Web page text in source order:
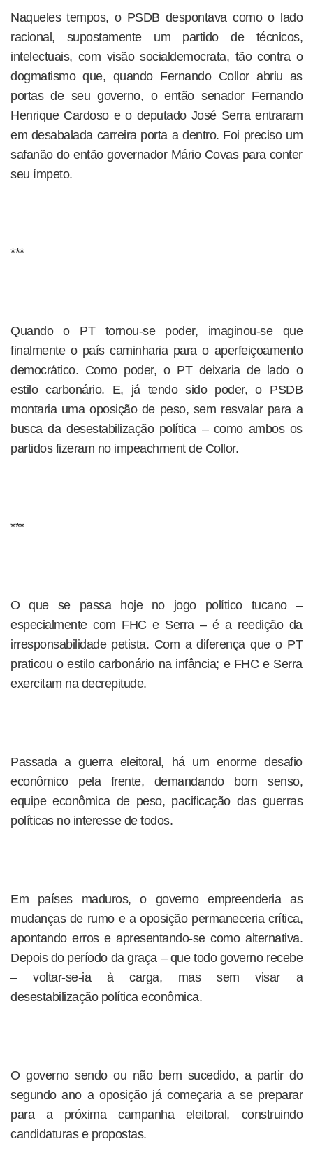
Naqueles tempos, o PSDB despontava como o lado
racional, supostamente um partido de técnicos,
intelectuais, com visão socialdemocrata, tão contra o
dogmatismo que, quando Fernando Collor abriu as
portas de seu governo, o então senador Fernando
Henrique Cardoso e o deputado José Serra entraram
em desabalada carreira porta a dentro. Foi preciso um
safanão do então governador Mário Covas para conter
seu ímpeto.
***
Quando o PT tornou-se poder, imaginou-se que
finalmente o país caminharia para o aperfeiçoamento
democrático. Como poder, o PT deixaria de lado o
estilo carbonário. E, já tendo sido poder, o PSDB
montaria uma oposição de peso, sem resvalar para a
busca da desestabilização política – como ambos os
partidos fizeram no impeachment de Collor.
***
O que se passa hoje no jogo político tucano –
especialmente com FHC e Serra – é a reedição da
irresponsabilidade petista. Com a diferença que o PT
praticou o estilo carbonário na infância; e FHC e Serra
exercitam na decrepitude.
Passada a guerra eleitoral, há um enorme desafio
econômico pela frente, demandando bom senso,
equipe econômica de peso, pacificação das guerras
políticas no interesse de todos.
Em países maduros, o governo empreenderia as
mudanças de rumo e a oposição permaneceria crítica,
apontando erros e apresentando-se como alternativa.
Depois do período da graça – que todo governo recebe
– voltar-se-ia à carga, mas sem visar a
desestabilização política econômica.
O governo sendo ou não bem sucedido, a partir do
segundo ano a oposição já começaria a se preparar
para a próxima campanha eleitoral, construindo
candidaturas e propostas.